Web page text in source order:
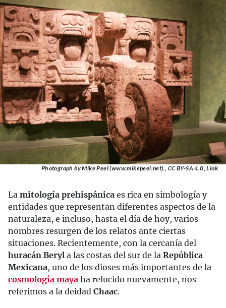
Photograph by Mike Peel (www.mikepeel.net)., CC BY-SA 4.0, Link
La mitología prehispánica es rica en simbología y
entidades que representan diferentes aspectos de la
naturaleza, e incluso, hasta el día de hoy, varios
nombres resurgen de los relatos ante ciertas
situaciones. Recientemente, con la cercanía del
huracán Beryl a las costas del sur de la República
Mexicana, uno de los dioses más importantes de la
cosmología maya ha relucido nuevamente, nos
referimos a la deidad Chaac.